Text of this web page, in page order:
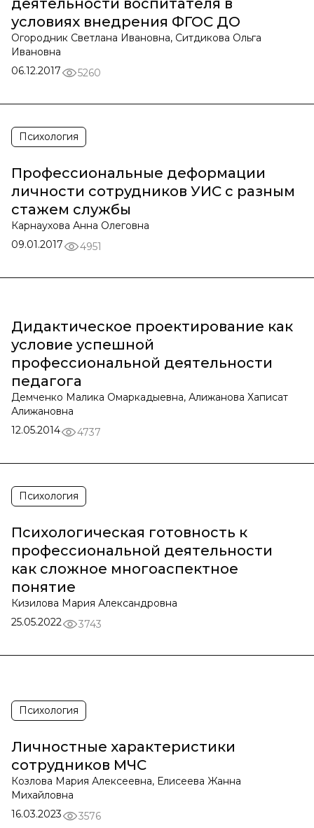
деятельности воспитателя в
условиях внедрения ФГОС ДО
Огородник Светлана Ивановна, Ситдикова Ольга
Ивановна
06.12.2017
5260
Психология
Профессиональные деформации
личности сотрудников УИС с разным
стажем службы
Карнаухова Анна Олеговна
09.01.2017
4951
Дидактическое проектирование как
условие успешной
профессиональной деятельности
педагога
Демченко Малика Омаркадыевна, Алижанова Хаписат
Алижановна
12.05.2014
4737
Психология
Психологическая готовность к
профессиональной деятельности
как сложное многоаспектное
понятие
Кизилова Мария Александровна
25.05.2022
3743
Психология
Личностные характеристики
сотрудников МЧС
Козлова Мария Алексеевна, Елисеева Жанна
Михайловна
16.03.2023
3576